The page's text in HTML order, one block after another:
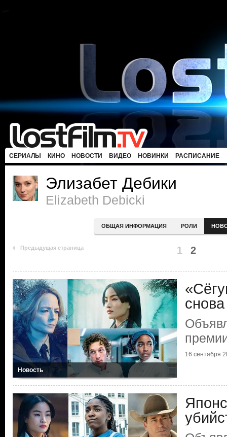
СЕРИАЛЫ КИНО НОВОСТИ ВИДЕО НОВИНКИ РАСПИСАНИЕ
Элизабет Дебики
Elizabeth Debicki
ОБЩАЯ ИНФОРМАЦИЯ РОЛИ
Предыдущая страница 1 2
Новость
16 сентября